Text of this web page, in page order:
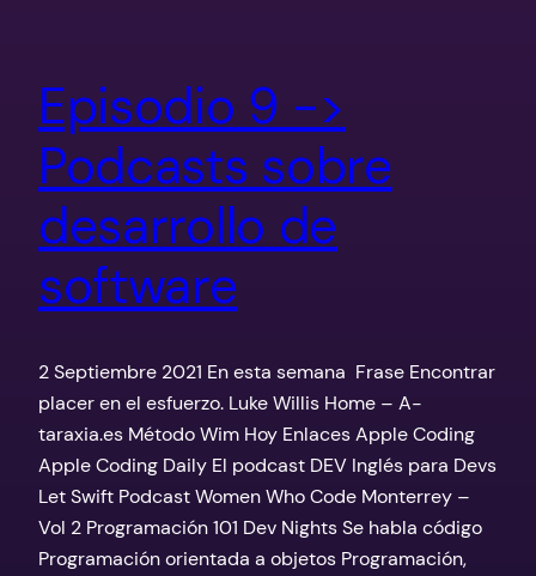
Episodio 9 ->
Podcasts sobre
desarrollo de
software
2 Septiembre 2021 En esta semana Frase Encontrar
placer en el esfuerzo. Luke Willis Home – A-
taraxia.es Método Wim Hoy Enlaces Apple Coding
Apple Coding Daily El podcast DEV Inglés para Devs
Let Swift Podcast Women Who Code Monterrey –
Vol 2 Programación 101 Dev Nights Se habla código
Programación orientada a objetos Programación,